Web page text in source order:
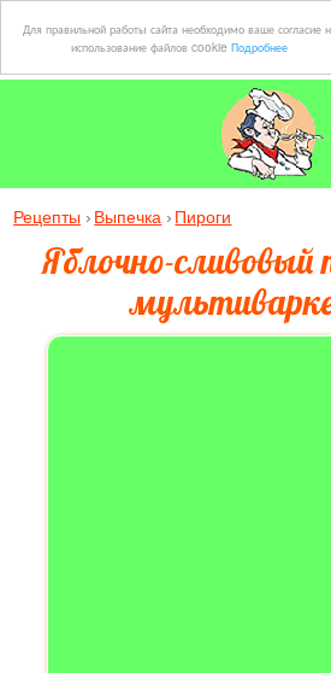
Для правильной работы сайта необходимо ваше согласие
использование файлов cookie Подробнее
Рецепты Выпечка Пироги
Яблочно-сливовый